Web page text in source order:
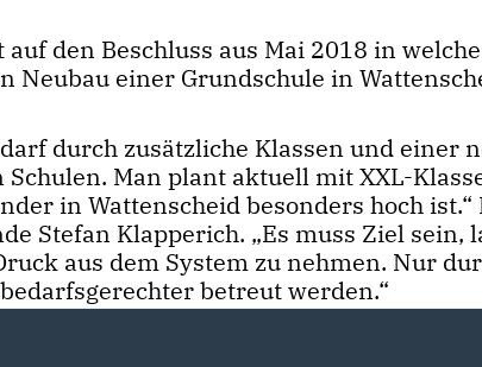
den Beschluss aus Mai 2018 in
Neubau einer Grundschule in
durch zusätzliche Klassen und einer
Schulen. Man plant aktuell mit XXL-
in Wattenscheid besonders hoch
Stefan Klapperich. „Es muss Ziel sein,
aus dem System zu nehmen. Nur
betreut werden.“